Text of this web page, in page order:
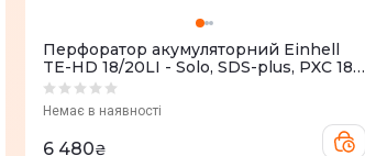
Перфоратор акумуляторний Einhell
TE-HD 18/20LI - Solo, SDS-plus, PXC 18V
без АКБ та ЗП
Немає в наявності
6 480₴